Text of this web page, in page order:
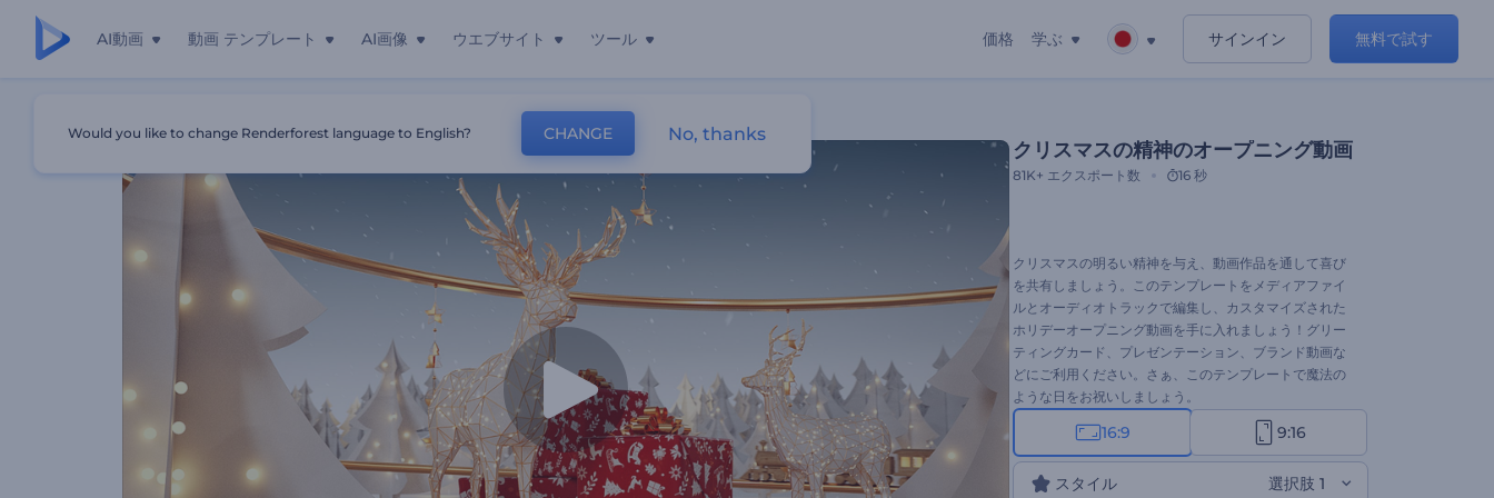
AI動画 動画 テンプレート AI画像 ウエブサイト ツール 価格 学ぶ サインイン 無料で試す
クリスマスの精神のオープニング動画
81K+ エクスポート数 16 秒
クリスマスの明るい精神を与え、動画作品を通して喜び
を共有しましょう。このテンプレートをメディアファイ
ルとオーディオトラックで編集し、カスタマイズされた
ホリデーオープニング動画を手に入れましょう！グリー
ティングカード、プレゼンテーション、ブランド動画な
どにご利用ください。さぁ、このテンプレートで魔法の
ような日をお祝いしましょう。
16:9 9:16
スタイル 選択肢 1
Would you like to change Renderforest language to English? CHANGE No, thanks